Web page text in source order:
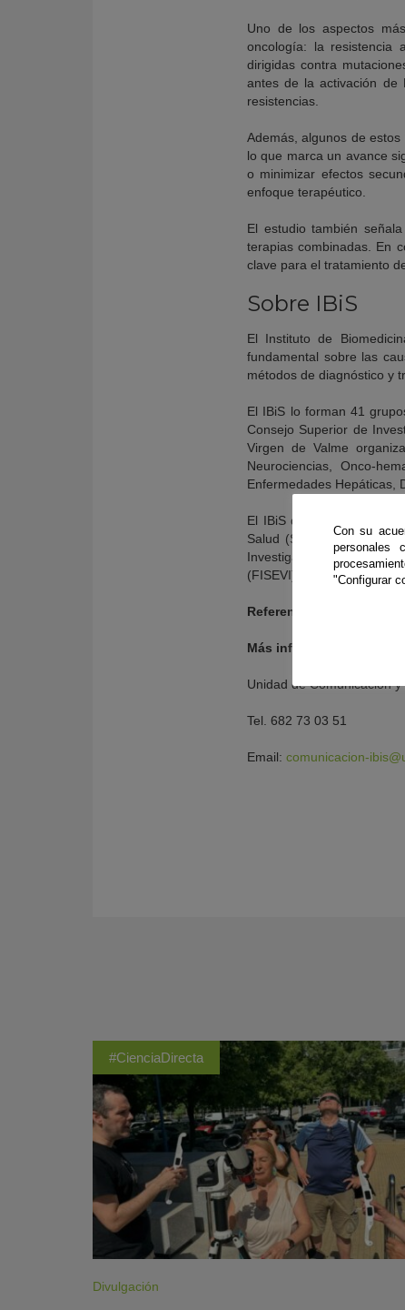
Uno de los aspectos
oncología: la resistencia
dirigidas contra
antes de la activación
resistencias.
Además, algunos de
lo que marca un avance
o minimizar efectos
enfoque terapéutico.
El estudio también
terapias combinadas. En
clave para el tratamiento
Sobre IBiS
El Instituto de
fundamental sobre las
métodos de diagnóstico y
El IBiS lo forman 41
Consejo Superior de
Virgen de Valme
Neurociencias, Onco-
Enfermedades Hepáticas,
El IBiS depende
Salud (SAS); la
Investigaciones
(FISEVI).
Referencia:
Más información:
Unidad de Comunicación
Tel. 682 73 03 51
Email: comunicacion-
#CienciaDirecta
Divulgación
Con su
personales
"Configurar